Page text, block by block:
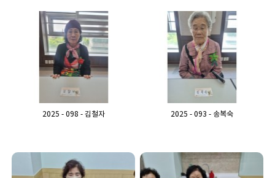
2025 - 098 - 김철자 2025 - 093 - 송복숙